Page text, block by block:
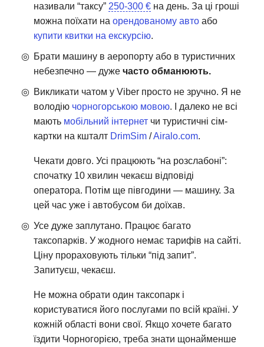
називали “таксу” 250-300 € на день. За ці гроші
можна поїхати на орендованому авто або
купити квитки на екскурсію.
Брати машину в аеропорту або в туристичних
небезпечно — дуже часто обманюють.
Викликати чатом у Viber просто не зручно. Я не
володію чорногорською мовою. І далеко не всі
мають мобільний інтернет чи туристичні сім-
картки на кшталт DrimSim /Airalo.com.
Чекати довго. Усі працюють “на розслабоні”:
спочатку 10 хвилин чекаєш відповіді
оператора. Потім ще півгодини — машину. За
цей час уже і автобусом би доїхав.
Усе дуже заплутано. Працює багато
таксопарків. У жодного немає тарифів на сайті.
Ціну прораховують тільки “під запит”.
Запитуєш, чекаєш.
Не можна обрати один таксопарк і
користуватися його послугами по всій країні. У
кожній області вони свої. Якщо хочете багато
їздити Чорногорією, треба знати щонайменше